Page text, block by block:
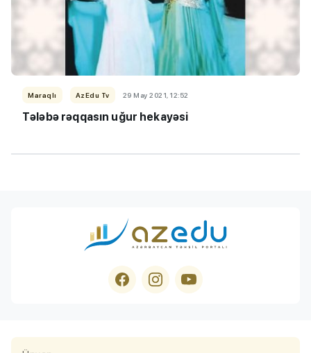
Maraqlı AzEdu Tv 29 May 2021, 12:52
Tələbə rəqqasın uğur hekayəsi